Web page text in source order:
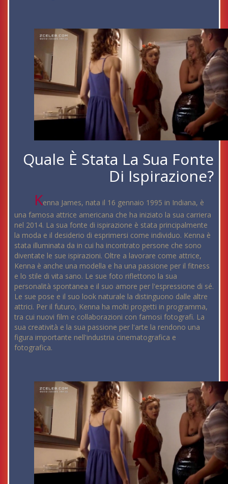
Quale È Stata La Sua Fonte
Di Ispirazione?
Kenna James, nata il 16 gennaio 1995 in Indiana, è
una famosa attrice americana che ha iniziato la sua carriera
nel 2014. La sua fonte di ispirazione è stata principalmente
la moda e il desiderio di esprimersi come individuo. Kenna è
stata illuminata da in cui ha incontrato persone che sono
diventate le sue ispirazioni. Oltre a lavorare come attrice,
Kenna è anche una modella e ha una passione per il fitness
e lo stile di vita sano. Le sue foto riflettono la sua
personalità spontanea e il suo amore per l'espressione di sé.
Le sue pose e il suo look naturale la distinguono dalle altre
attrici. Per il futuro, Kenna ha molti progetti in programma,
tra cui nuovi film e collaborazioni con famosi fotografi. La
sua creatività e la sua passione per l'arte la rendono una
figura importante nell'industria cinematografica e
fotografica.